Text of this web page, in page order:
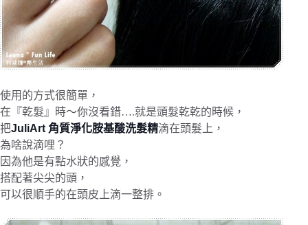
使用的方式很簡單，
在『乾髮』時～你沒看錯….就是頭髮乾乾的時候，
把JuliArt 角質淨化胺基酸洗髮精滴在頭髮上，
為啥說滴哩？
因為他是有點水狀的感覺，
搭配著尖尖的頭，
可以很順手的在頭皮上滴一整排。